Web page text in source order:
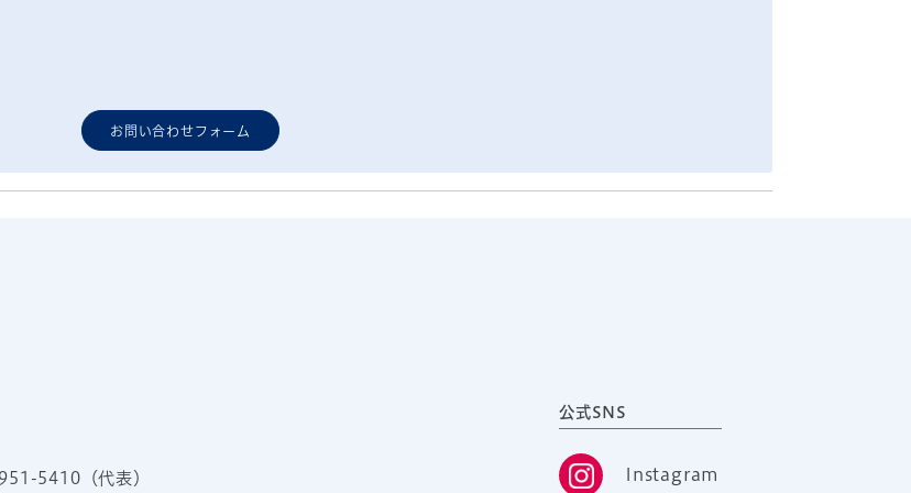
お問い合わせフォーム
5410（代表）
公式SNS
Instagram